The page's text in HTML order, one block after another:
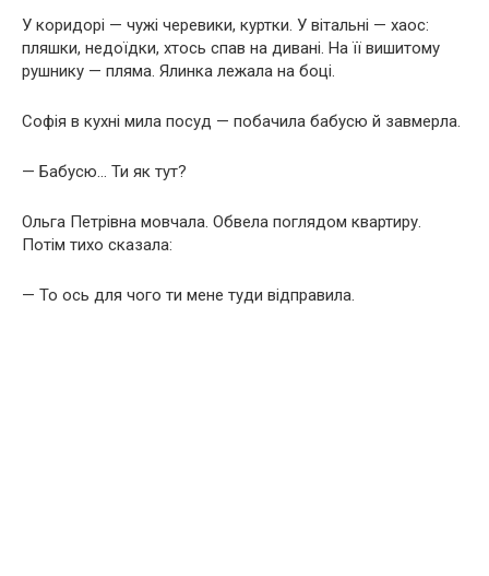
У коридорі — чужі черевики, куртки. У вітальні — хаос:
пляшки, недоїдки, хтось спав на дивані. На її вишитому
рушнику — пляма. Ялинка лежала на боці.
Софія в кухні мила посуд — побачила бабусю й завмерла.
— Бабусю… Ти як тут?
Ольга Петрівна мовчала. Обвела поглядом квартиру.
Потім тихо сказала:
— То ось для чого ти мене туди відправила.